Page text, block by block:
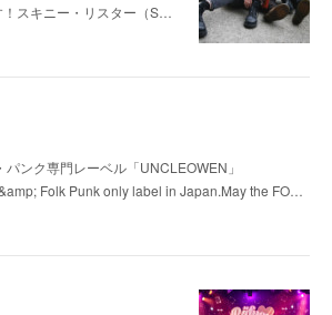
スキニー・リスター（S…
ンク専門レーベル「UNCLEOWEN」
Folk Punk only label in Japan.May the FO…